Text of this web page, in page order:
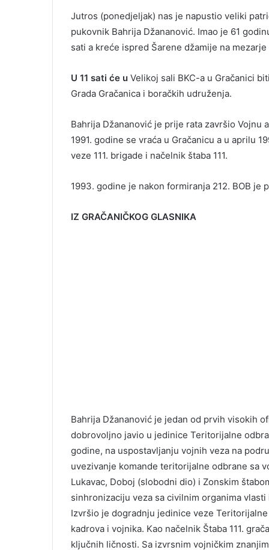
Jutros (ponedjeljak) nas je napustio veliki
pukovnik Bahrija Džananović. Imao je 61
sati a kreće ispred Šarene džamije na mezarje
U 11 sati će u Velikoj sali BKC-a u Gračanici
Grada Gračanica i boračkih udruženja.
Bahrija Džananović je prije rata završio Vojnu
1991. godine se vraća u Gračanicu a u aprilu
veze 111. brigade i načelnik štaba 111.
1993. godine je nakon formiranja 212. BOB je
IZ GRAČANIČKOG GLASNIKA
Bahrija Džananović je jedan od prvih visokih
dobrovoljno javio u jedinice Teritorijalne
godine, na uspostavljanju vojnih veza na
uvezivanje komande teritorijalne odbrane sa
Lukavac, Doboj (slobodni dio) i Zonskim
sinhronizaciju veza sa civilnim organima
Izvršio je dogradnju jedinice veze
kadrova i vojnika. Kao načelnik Štaba 111.
ključnih ličnosti. Sa izvrsnim vojničkim